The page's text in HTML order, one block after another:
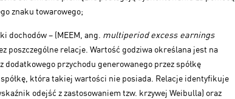
znaku towarowego;
– (MEEM, ang. multiperiod excess earnings
poszczególne relacje. Wartość godziwa określana jest na
przychodu generowanego przez spółkę
która takiej wartości nie posiada. Relacje identyfikuje
odejść z zastosowaniem tzw. krzywej Weibulla) oraz